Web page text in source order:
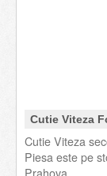
Cutie Viteza
Cutie Viteza
Piesa este pe
Prahova